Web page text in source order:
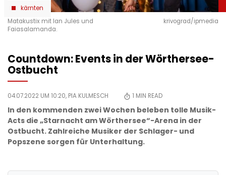
kärnten
Matakustix mit Ian Jules und
Faiasalamanda.
krivograd/ipmedia
Countdown: Events in der Wörthersee-
Ostbucht
04.07.2022 UM 10:20, PIA KULMESCH 1 MIN READ
In den kommenden zwei Wochen beleben tolle Musik-
Acts die „Starnacht am Wörthersee“-Arena in der
Ostbucht. Zahlreiche Musiker der Schlager- und
Popszene sorgen für Unterhaltung.